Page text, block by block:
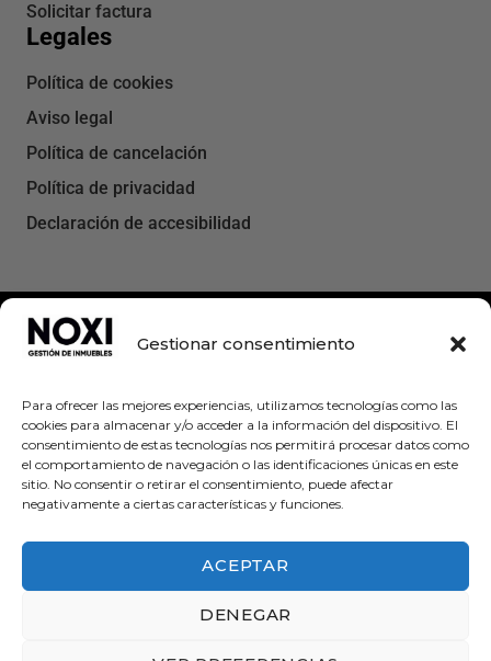
Gestionar consentimiento
Para ofrecer las mejores experiencias, utilizamos tecnologías como las
cookies para almacenar y/o acceder a la información del dispositivo. El
consentimiento de estas tecnologías nos permitirá procesar datos como
el comportamiento de navegación o las identificaciones únicas en este
sitio. No consentir o retirar el consentimiento, puede afectar
negativamente a ciertas características y funciones.
ACEPTAR
DENEGAR
Solicitar factura
Legales
Política de cookies
Aviso legal
Política de cancelación
Política de privacidad
Declaración de accesibilidad
Creado por DigitalYa